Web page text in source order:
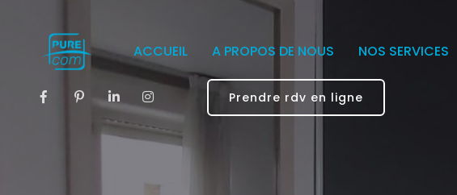
ACCUEIL A PROPOS DE NOUS NOS SERVICES
Prendre rdv en ligne